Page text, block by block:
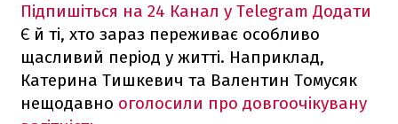
Підпишіться на 24 Канал у Telegram Додати
Є й ті, хто зараз переживає особливо
щасливий період у житті. Наприклад,
Катерина Тишкевич та Валентин Томусяк
нещодавно оголосили про довгоочікувану